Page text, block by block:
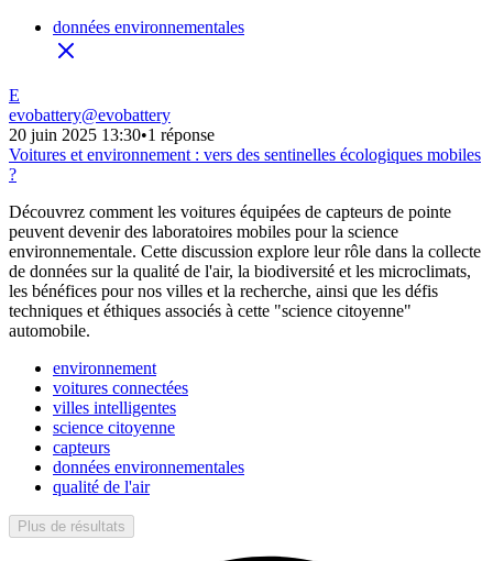
données environnementales
E
evobattery@evobattery
20 juin 2025 13:30•1 réponse
Voitures et environnement : vers des sentinelles écologiques mobiles
?
Découvrez comment les voitures équipées de capteurs de pointe
peuvent devenir des laboratoires mobiles pour la science
environnementale. Cette discussion explore leur rôle dans la collecte
de données sur la qualité de l'air, la biodiversité et les microclimats,
les bénéfices pour nos villes et la recherche, ainsi que les défis
techniques et éthiques associés à cette "science citoyenne"
automobile.
environnement
voitures connectées
villes intelligentes
science citoyenne
capteurs
données environnementales
qualité de l'air
Plus de résultats